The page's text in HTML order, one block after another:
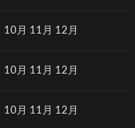
10月 11月 12月
10月 11月 12月
10月 11月 12月